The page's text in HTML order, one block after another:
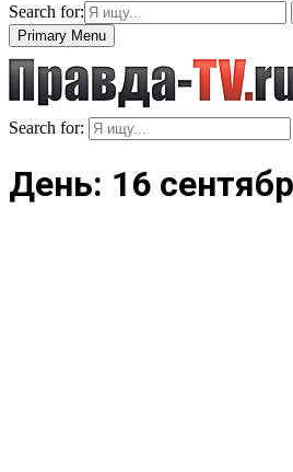
Search for:
Primary Menu
Search for:
День: 16